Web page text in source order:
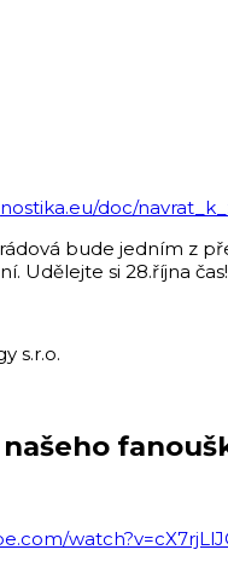
doc/
bude jedním z
Udělejte si 28.října čas!
s.r.o.
našeho